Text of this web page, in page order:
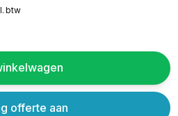
btw
offerte aan